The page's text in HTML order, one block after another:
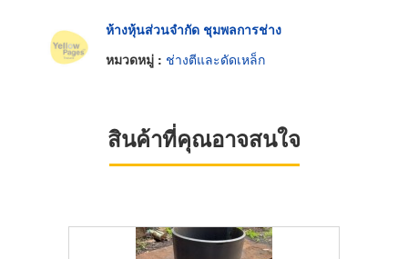
ห้างหุ้นส่วนจำกัด ชุมพลการช่าง
หมวดหมู่ : ช่างตีและดัดเหล็ก
สินค้าที่คุณอาจสนใจ